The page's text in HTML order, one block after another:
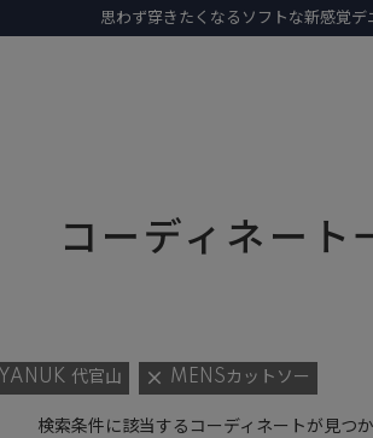
思わず穿きたくなるソフトな新感覚デ
コーディネート
YANUK 代官山 MENSカットソー
検索条件に該当するコーディネートが見つ